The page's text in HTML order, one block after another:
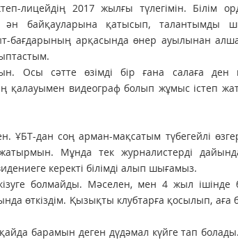
лицейдің 2017 жылғы түлегімін. Білім
ән байқауларына қатысып, талантымды
бағдарының арқасында өнер ауылынан
Осы сәтте өзімді бір ғана салаға ден
қалауымен видеограф болып жұмыс істеп
дан соң арман-мақсатым түбегейлі
Мұнда тек журналистерді
керекті білімді алып шығамыз.
болмайды. Мәселен, мен 4 жыл ішінде
өткіздім. Қызықты клубтарға қосылып, аға
қайда барамын деген дүдәмал күйге тап